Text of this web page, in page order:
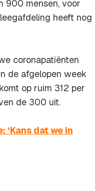
900 mensen, voor
heeft nog
coronapatiënten
de afgelopen week
op ruim 312 per
de 300 uit.
‘Kans dat we in